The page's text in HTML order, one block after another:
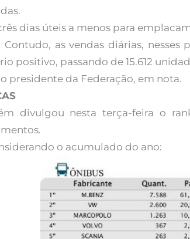
dias úteis a menos para
as vendas diárias, nesses
positivo, passando de 15.612
presidente da Federação, em nota.
divulgou nesta terça-feira o
o acumulado do ano: